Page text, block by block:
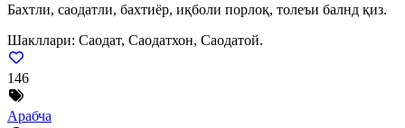
Бахтли, саодатли, бахтиёр, иқболи порлоқ, толеъи балнд қиз.
Шакллари: Саодат, Саодатхон, Саодатой.
146
Арабча